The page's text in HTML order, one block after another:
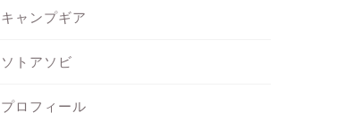
キャンプギア
ソトアソビ
プロフィール